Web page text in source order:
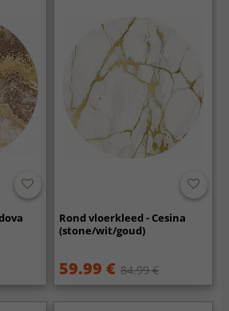
Rond vloerkleed - Cesina
(stone/wit/goud)
59.99 € 84.99 €